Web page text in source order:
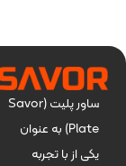
ساور پلیت (Savor
Plate) به عنوان
یکی از با تجربه